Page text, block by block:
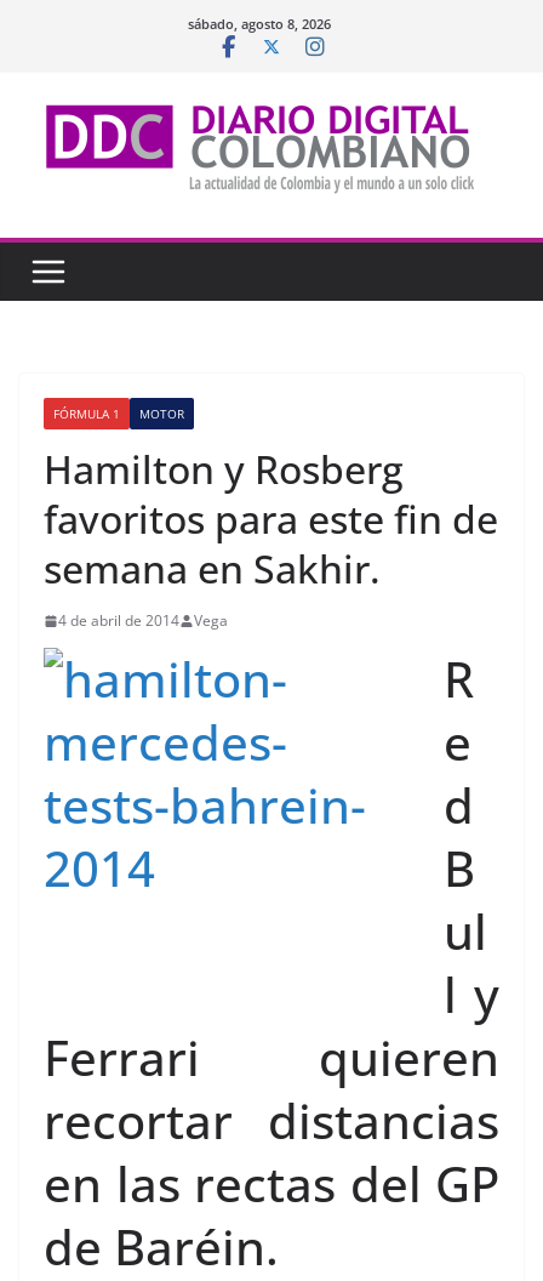
sábado, agosto 8, 2026
FÓRMULA 1 MOTOR
Hamilton y Rosberg
favoritos para este fin de
semana en Sakhir.
4 de abril de 2014 Vega
R
e
d
B
ul
l y
Ferrari quieren
recortar distancias
en las rectas del GP
de Baréin.